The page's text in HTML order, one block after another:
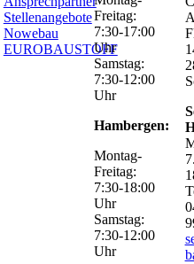
Stellenangebote
Nowebau
EUROBAUSTOFF
Freitag:
7:30-17:00
Uhr
Samstag:
7:30-12:00
Uhr
Hambergen:
Montag-
Freitag:
7:30-18:00
Uhr
Samstag:
7:30-12:00
Uhr